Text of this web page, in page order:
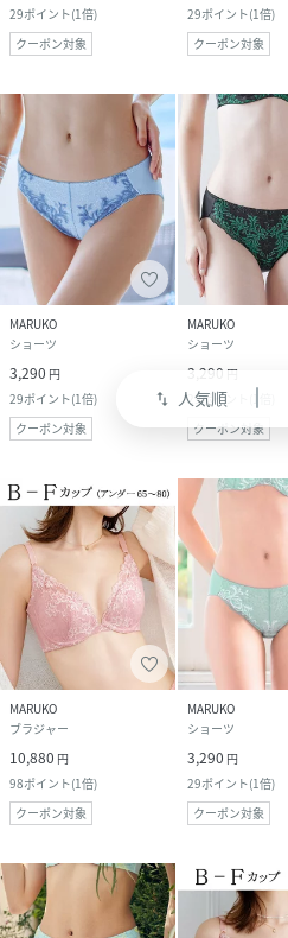
swap_vert 人気順
29ポイント(1倍)
クーポン対象
29ポイント(1倍)
クーポン対象
MARUKO
ショーツ
3,290 円
29ポイント(1倍)
クーポン対象
MARUKO
ショーツ
3,290 円
29ポイント
クーポン対象
MARUKO
ブラジャー
10,880 円
98ポイント(1倍)
クーポン対象
MARUKO
ショーツ
3,290 円
29ポイント(1倍)
クーポン対象